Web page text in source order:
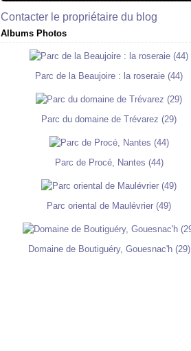
Contacter le propriétaire du blog
Albums Photos
Parc de la Beaujoire : la roseraie (44)
Parc du domaine de Trévarez (29)
Parc de Procé, Nantes (44)
Parc oriental de Maulévrier (49)
Domaine de Boutiguéry, Gouesnac'h (29)